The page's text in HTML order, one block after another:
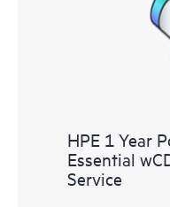
HPE 1 Year
Essential
Service